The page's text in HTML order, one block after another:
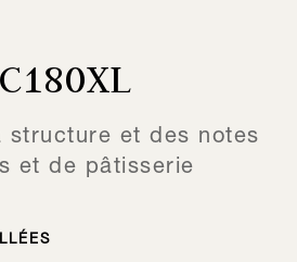
structure et des notes
et de pâtisserie